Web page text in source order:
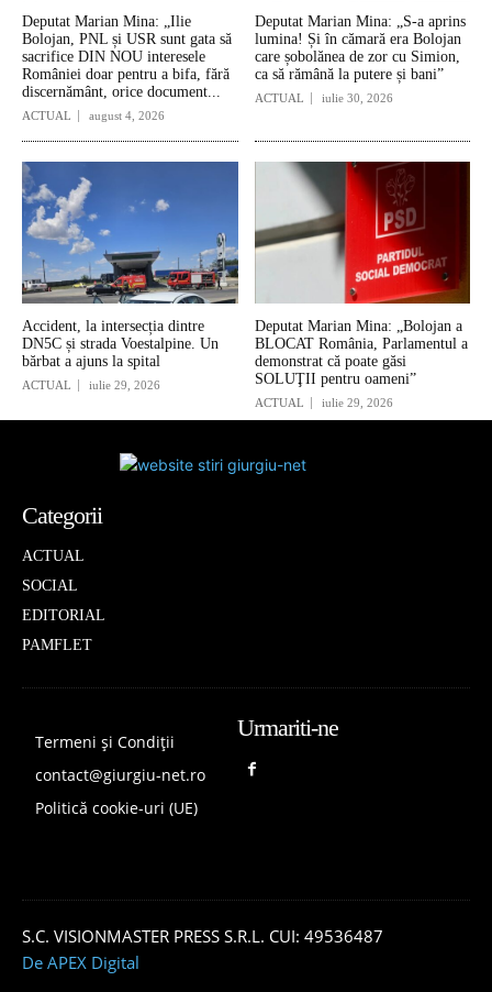
Deputat Marian Mina: „Ilie
Bolojan, PNL și USR sunt gata să
sacrifice DIN NOU interesele
României doar pentru a bifa, fără
discernământ, orice document...
ACTUAL august 4, 2026
Deputat Marian Mina: „S-a aprins
lumina! Și în cămară era Bolojan
care șobolănea de zor cu Simion,
ca să rămână la putere și bani”
ACTUAL iulie 30, 2026
Accident, la intersecția dintre
DN5C și strada Voestalpine. Un
bărbat a ajuns la spital
ACTUAL iulie 29, 2026
Deputat Marian Mina: „Bolojan a
BLOCAT România, Parlamentul a
demonstrat că poate găsi
SOLUŢII pentru oameni”
ACTUAL iulie 29, 2026
Categorii
ACTUAL
SOCIAL
EDITORIAL
PAMFLET
Termeni și Condiții
contact@giurgiu-net.ro
Politică cookie-uri (UE)
Urmariti-ne
S.C. VISIONMASTER PRESS S.R.L. CUI: 49536487
De APEX Digital